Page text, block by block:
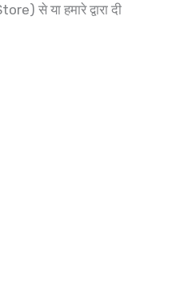
से या हमारे द्वारा दी